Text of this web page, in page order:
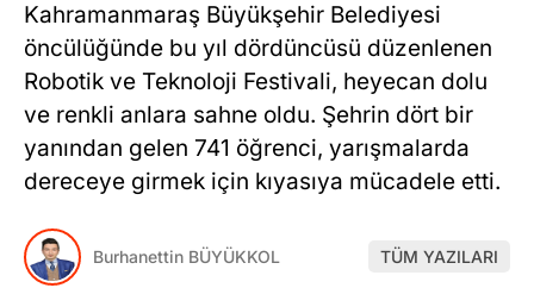
Kahramanmaraş Büyükşehir Belediyesi
öncülüğünde bu yıl dördüncüsü düzenlenen
Robotik ve Teknoloji Festivali, heyecan dolu
ve renkli anlara sahne oldu. Şehrin dört bir
yanından gelen 741 öğrenci, yarışmalarda
dereceye girmek için kıyasıya mücadele etti.
Burhanettin BÜYÜKKOL TÜM YAZILARI